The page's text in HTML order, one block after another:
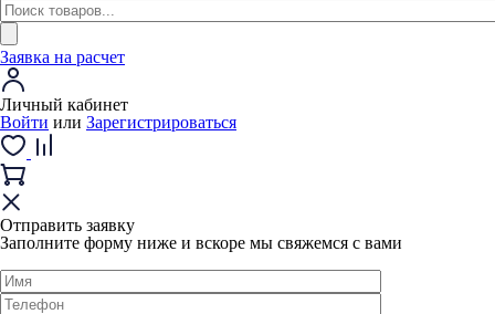
Заявка на расчет
Личный кабинет
Войти или Зарегистрироваться
Отправить заявку
Заполните форму ниже и вскоре мы свяжемся с вами